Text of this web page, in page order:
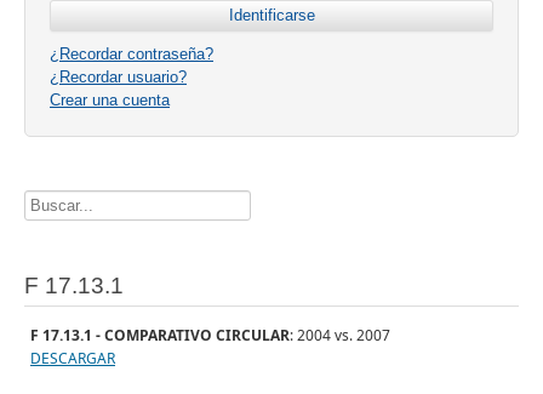
¿Recordar contraseña?
¿Recordar usuario?
Crear una cuenta
Buscador
F 17.13.1
F 17.13.1 - COMPARATIVO CIRCULAR: 2004 vs. 2007
DESCARGAR